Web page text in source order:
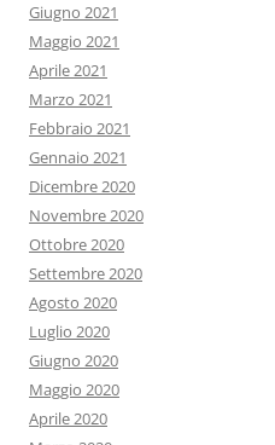
Giugno 2021
Maggio 2021
Aprile 2021
Marzo 2021
Febbraio 2021
Gennaio 2021
Dicembre 2020
Novembre 2020
Ottobre 2020
Settembre 2020
Agosto 2020
Luglio 2020
Giugno 2020
Maggio 2020
Aprile 2020